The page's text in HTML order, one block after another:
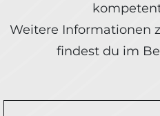
Weitere Informationen
findest du im